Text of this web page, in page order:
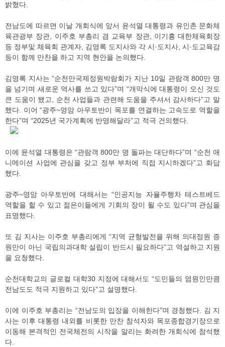
밝혔다.
전남도에 따르면 이날 개회식에 앞서 윤석열 대통령과 유인촌 문화체
육관광부 장관, 이주호 부총리 겸 교육부 장관, 이기흥 대한체육회장
등 정부및 체육회 관계자, 김영록 도지사와 각 시·도지사, 시·도교육감
등이 함께 만찬을 하고 지역 현안을 논의했다.
김영록 지사는 “순천만국제정원박람회가 지난 10일 관람객 800만 명
을 넘기며 새로운 역사를 쓰고 있다”며 “개막식에 대통령이 오신 것도
큰 도움이 됐고, 순천 사업들과 관련해 도움을 주셔서 감사하다”고 말
했다. 이어 “광주~영암 아우토반이 목포를 연결하는 고속도로 역할을
한다”며 “2025년 국가계획에 반영해달라”고 적극 건의했다.
이에 윤석열 대통령은 “관람객 800만 명 돌파는 대단하다”며 “순천 애
니메이션 사업에 관심을 갖고 정부 부처에 직접 지시하겠다”고 화답
했다.
광주~영암 아우토반에 대해서는 “인공지능 자율주행차 테스트베드
역할을 할 수 있고 젊은이들에게 기회의 장이 될 수도 있다”며 관심을
표명했다.
또 김 지사는 이주호 부총리에게 “지역 균형발전을 위해 의대정원 증
원만이 아닌 국립의과대학 설립이 반드시 필요하다”고 역설하고 지원
을 요청했다.
순천대학교의 글로컬 대학30 지정에 대해서도 “도민들의 염원인만큼
전남도도 적극 지원하고 있다”고 설명했다.
이에 이주호 부총리는 “전남도의 입장을 이해한다”며 경청했다. 김 지
사는 이후 대통령 내외를 비롯한 만찬 참석자와 목포종합경기장으로
이동해 본격적인 전국체전의 시작을 알리는 화려한 개회식에 참석했
다.